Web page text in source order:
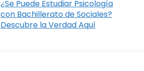
¿Se Puede Estudiar Psicología
con Bachillerato de Sociales?
Descubre la Verdad Aquí